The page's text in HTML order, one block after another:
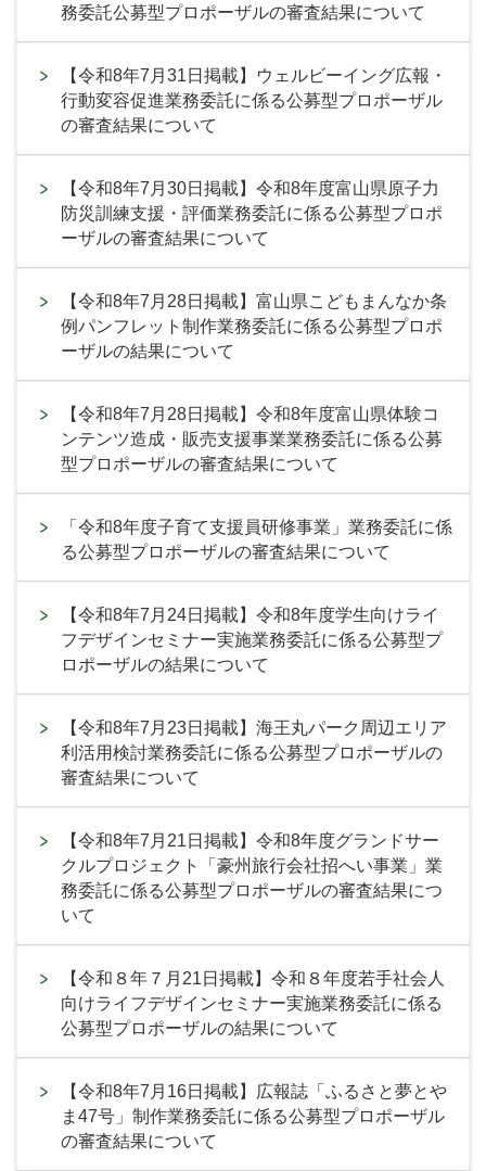
務委託公募型プロポーザルの審査結果について
【令和8年7月31日掲載】ウェルビーイング広報・
行動変容促進業務委託に係る公募型プロポーザル
の審査結果について
【令和8年7月30日掲載】令和8年度富山県原子力
防災訓練支援・評価業務委託に係る公募型プロポ
ーザルの審査結果について
【令和8年7月28日掲載】富山県こどもまんなか条
例パンフレット制作業務委託に係る公募型プロポ
ーザルの結果について
【令和8年7月28日掲載】令和8年度富山県体験コ
ンテンツ造成・販売支援事業業務委託に係る公募
型プロポーザルの審査結果について
「令和8年度子育て支援員研修事業」業務委託に係
る公募型プロポーザルの審査結果について
【令和8年7月24日掲載】令和8年度学生向けライ
フデザインセミナー実施業務委託に係る公募型プ
ロポーザルの結果について
【令和8年7月23日掲載】海王丸パーク周辺エリア
利活用検討業務委託に係る公募型プロポーザルの
審査結果について
【令和8年7月21日掲載】令和8年度グランドサー
クルプロジェクト「豪州旅行会社招へい事業」業
務委託に係る公募型プロポーザルの審査結果につ
いて
【令和８年７月21日掲載】令和８年度若手社会人
向けライフデザインセミナー実施業務委託に係る
公募型プロポーザルの結果について
【令和8年7月16日掲載】広報誌「ふるさと夢とや
ま47号」制作業務委託に係る公募型プロポーザル
の審査結果について